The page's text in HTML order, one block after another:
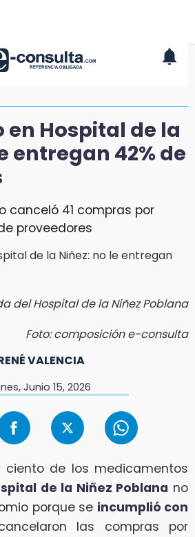
en Hospital de la
entregan 42% de
canceló 41 compras por
proveedores
del Hospital de la Niñez Poblana
Foto: composición e-consulta
VALENCIA
Junio 15, 2026
ciento de los medicamentos
de la Niñez Poblana no
porque se incumplió con
las compras por